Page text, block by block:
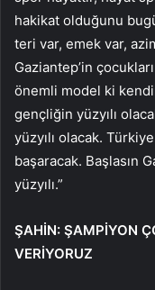
hakikat olduğunu
teri var, emek var,
Gaziantep’in
önemli model ki
gençliğin yüzyılı
yüzyılı olacak.
başaracak. Başlasın
yüzyılı.”
ŞAHİN: ŞAMPİYON
VERİYORUZ